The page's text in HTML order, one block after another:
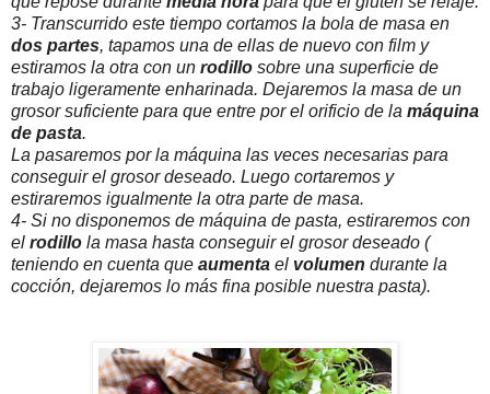
3- Transcurrido este tiempo cortamos la bola de masa en
dos partes, tapamos una de ellas de nuevo con film y
estiramos la otra con un rodillo sobre una superficie de
trabajo ligeramente enharinada. Dejaremos la masa de un
grosor suficiente para que entre por el orificio de la máquina
de pasta.
La pasaremos por la máquina las veces necesarias para
conseguir el grosor deseado. Luego cortaremos y
estiraremos igualmente la otra parte de masa.
4- Si no disponemos de máquina de pasta, estiraremos con
el rodillo la masa hasta conseguir el grosor deseado (
teniendo en cuenta que aumenta el volumen durante la
cocción, dejaremos lo más fina posible nuestra pasta).